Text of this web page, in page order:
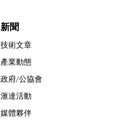
新聞
技術文章
產業動態
政府/公協會
滙達活動
媒體夥伴